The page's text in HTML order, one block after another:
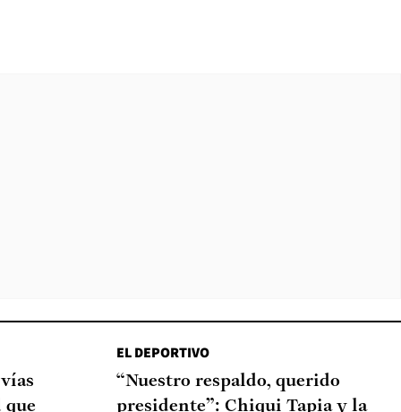
que
EL DEPORTIVO
“Nuestro respaldo, querido
presidente”: Chiqui Tapia y la